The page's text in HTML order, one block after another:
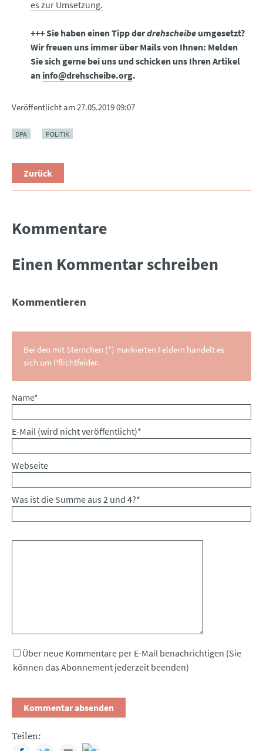
es zur Umsetzung.
+++ Sie haben einen Tipp derdrehscheibe umgesetzt?
Wir freuen uns immer über Mails von Ihnen: Melden
Sie sich gerne bei uns und schicken uns Ihren Artikel
an info@drehscheibe.org.
Veröffentlicht am27.05.2019 09:07
DPA POLITIK
Zurück
Kommentare
Einen Kommentar schreiben
Kommentieren
Bei den mit Sternchen (*) markierten Feldern handelt es
sich um Pflichtfelder.
Pflichtfeld
Name*
Pflichtfeld
E-Mail (wird nicht veröffentlicht)*
Webseite
Was ist die Summe aus 2 und 4?*
Über neue Kommentare per E-Mail benachrichtigen (Sie
können das Abonnement jederzeit beenden)
Teilen: